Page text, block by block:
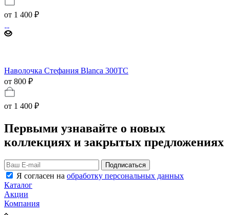
от 1 400 ₽
Наволочка Стефания Blanca 300TC
от 800 ₽
от 1 400 ₽
Первыми узнавайте о новых
коллекциях и закрытых предложениях
Подписаться
Я согласен на обработку персональных данных
Каталог
Акции
Компания